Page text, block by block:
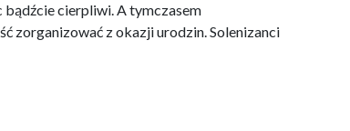
bądźcie cierpliwi. A tymczasem
zorganizować z okazji urodzin. Solenizanci